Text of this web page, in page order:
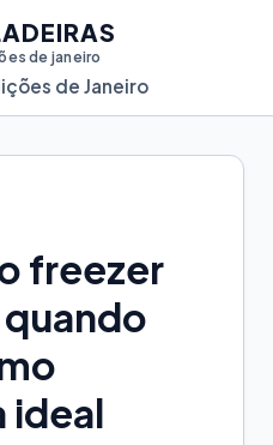
de janeiro
de Janeiro
freezer
ideal